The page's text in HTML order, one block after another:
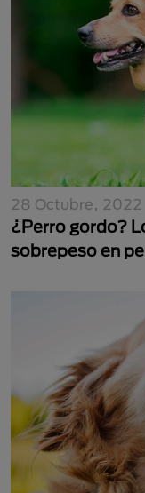
28 Octubre, 2022
¿Perro gordo?
sobrepeso en